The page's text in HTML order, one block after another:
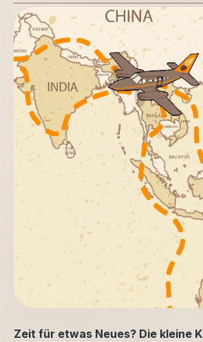
Zeit für etwas Neues? Die kleine